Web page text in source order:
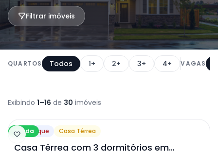
Filtrar imóveis
QUARTOS Todos 1+ 2+ 3+ 4+ VAGAS
Exibindo 1–16 de 30 imóveis
Venda
Destaque Casa Térrea
Casa Térrea com 3 dormitórios em